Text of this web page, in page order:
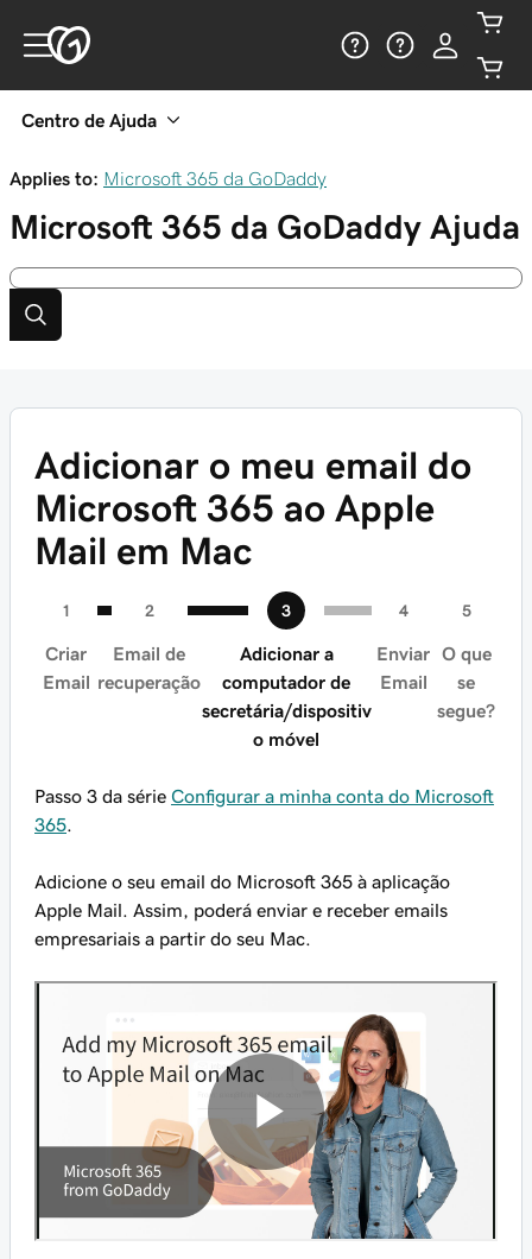
Centro de Ajuda
Applies to: Microsoft 365 da GoDaddy
Microsoft 365 da GoDaddy Ajuda
Adicionar o meu email do
Microsoft 365 ao Apple
Mail em Mac
Criar
Email
Email de
recuperação
Adicionar a
computador de
secretária/dispositiv
o móvel
Enviar
Email
O que
se
segue?
Passo 3 da série Configurar a minha conta do Microsoft
365
Adicione o seu email do Microsoft 365 à aplicação
Apple Mail. Assim, poderá enviar e receber emails
empresariais a partir do seu Mac.